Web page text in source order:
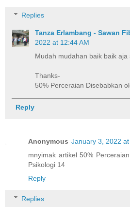
Replies
Tanza Erlambang - Sawan
2022 at 12:44 AM
Mudah mudahan baik baik aja
Thanks-
50% Perceraian Disebabkan
Reply
Anonymous January 3, 2022 at
mnyimak artikel 50%
Psikologi 14
Reply
Replies